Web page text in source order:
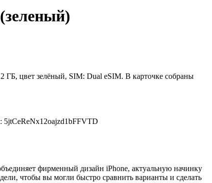
цвет зелёный, SIM: Dual eSIM. В карточке собраны
фирменный дизайн iPhone, актуальную начинку
чтобы вы могли быстро сравнить варианты и сделать